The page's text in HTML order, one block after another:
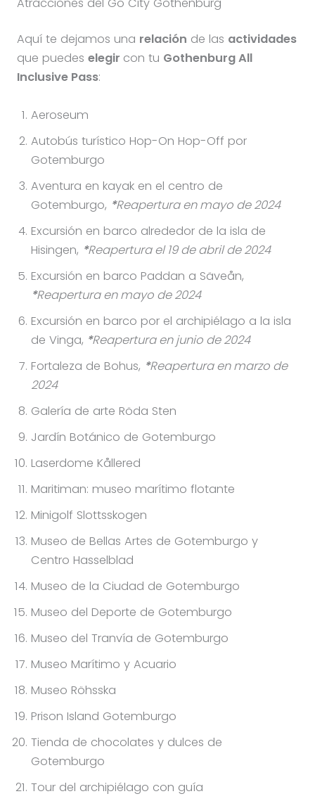
Aquí te dejamos una relación de las actividades
que puedes elegir con tu Gothenburg All
Inclusive Pass:
Aeroseum
Autobús turístico Hop-On Hop-Off por
Gotemburgo
Aventura en kayak en el centro de
Gotemburgo, *Reapertura en mayo de 2024
Excursión en barco alrededor de la isla de
Hisingen, *Reapertura el 19 de abril de 2024
Excursión en barco Paddan a Säveån,
*Reapertura en mayo de 2024
Excursión en barco por el archipiélago a la isla
de Vinga, *Reapertura en junio de 2024
Fortaleza de Bohus, *Reapertura en marzo de
2024
Galería de arte Röda Sten
Jardín Botánico de Gotemburgo
Laserdome Kållered
Maritiman: museo marítimo flotante
Minigolf Slottsskogen
Museo de Bellas Artes de Gotemburgo y
Centro Hasselblad
Museo de la Ciudad de Gotemburgo
Museo del Deporte de Gotemburgo
Museo del Tranvía de Gotemburgo
Museo Marítimo y Acuario
Museo Röhsska
Prison Island Gotemburgo
Tienda de chocolates y dulces de
Gotemburgo
Tour del archipiélago con guía